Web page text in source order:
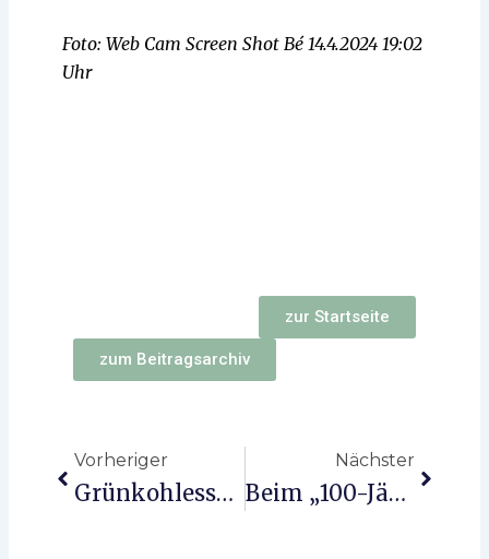
Foto: Web Cam Screen Shot Bé 14.4.2024 19:02
Uhr
zur Startseite
zum Beitragsarchiv
Vorheriger
Grünkohlessen 2024 In Der “Burg”
Nächster
Beim „100-Jährigen” In Hittfeld Geht Es Voran.